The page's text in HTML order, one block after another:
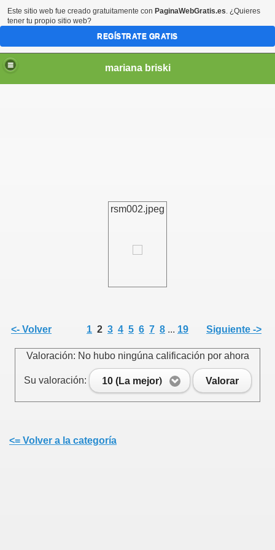
mariana briski
rsm002.jpeg
<- Volver 1 2 3 4 5 6 7 8 ... 19 Siguiente ->
Valoración: No hubo ningúna calificación por ahora
Su valoración: 10 (La mejor) Valorar
<= Volver a la categoría
Este sitio web fue creado gratuitamente con PaginaWebGratis.es. ¿Quieres
tener tu propio sitio web?
REGÍSTRATE GRATIS